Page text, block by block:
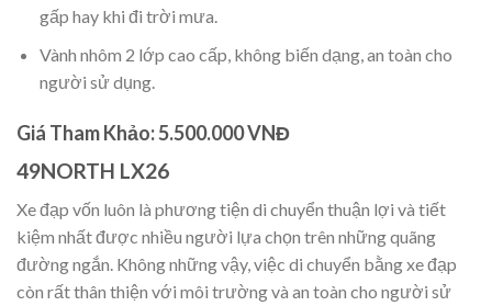
gấp hay khi đi trời mưa.
Vành nhôm 2 lớp cao cấp, không biến dạng, an toàn cho
người sử dụng.
Giá Tham Khảo: 5.500.000 VNĐ
49NORTH LX26
Xe đạp vốn luôn là phương tiện di chuyển thuận lợi và tiết
kiệm nhất được nhiều người lựa chọn trên những quãng
đường ngắn. Không những vậy, việc di chuyển bằng xe đạp
còn rất thân thiện với môi trường và an toàn cho người sử